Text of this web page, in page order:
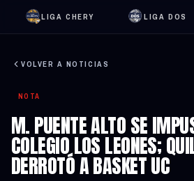
LIGA CHERY LIGA DOS
VOLVER A NOTICIAS
NOTA
M. PUENTE ALTO SE
COLEGIO LOS LEONES;
DERROTÓ A BASKET UC